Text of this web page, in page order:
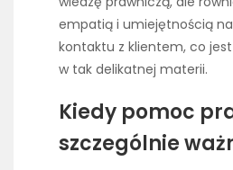
empatią i umiejętnością
kontaktu z klientem, co
w tak delikatnej materii.
Kiedy pomoc
szczególnie